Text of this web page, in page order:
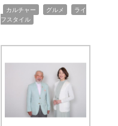
カルチャー グルメ
ライ
フスタイル